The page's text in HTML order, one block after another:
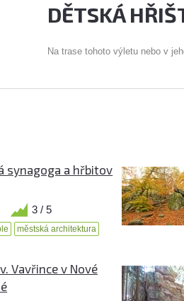
DĚTSKÁ
Na trase tohoto výletu nebo v
synagoga a hřbitov
3 / 5
městská architektura
Vavřince v Nové